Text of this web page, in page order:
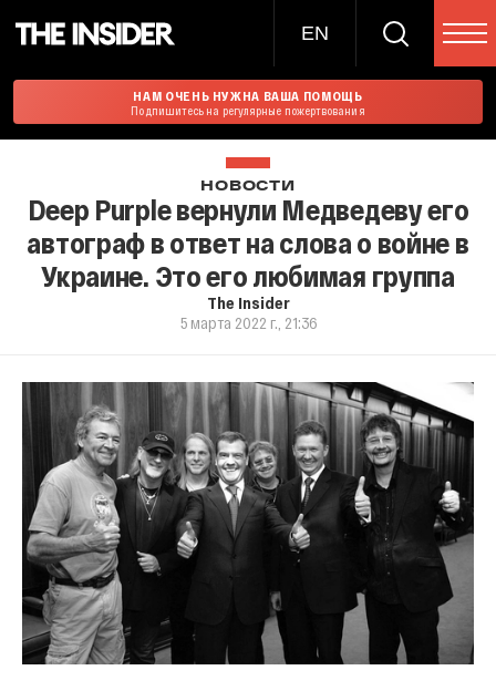
EN
НАМ ОЧЕНЬ НУЖНА ВАША ПОМОЩЬ
Подпишитесь на регулярные пожертвования
НОВОСТИ
Deep Purple вернули Медведеву его
автограф в ответ на слова о войне в
Украине. Это его любимая группа
The Insider
5 марта 2022 г., 21:36